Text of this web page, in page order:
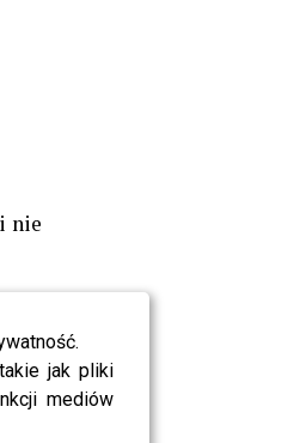
jak pliki
mediów
nie
– w